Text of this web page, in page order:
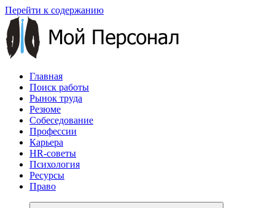
Перейти к содержанию
Главная
Поиск работы
Рынок труда
Резюме
Собеседование
Профессии
Карьера
HR-советы
Психология
Ресурсы
Право